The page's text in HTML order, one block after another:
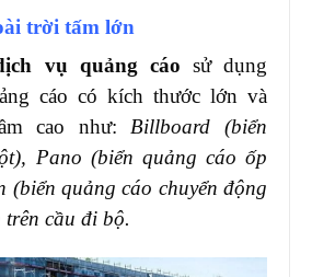
trời tấm lớn
vụ quảng cáo sử dụng
cáo có kích thước lớn và
cao như: Billboard (biển
Pano (biển quảng cáo ốp
(biển quảng cáo chuyển động
cầu đi bộ.